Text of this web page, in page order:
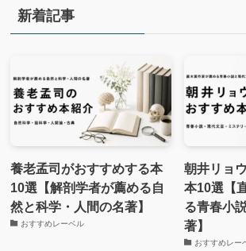
新着記事
養老孟司がおすすめする本
10選【解剖学者が薦める自
然と科学・人間の名著】
おすすめレーベル
朝井リョ
本10選【
る青春小
著】
おすすめレー